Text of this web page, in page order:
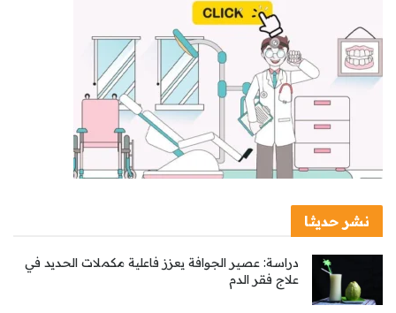
نشر حديثا
دراسة: عصير الجوافة يعزز فاعلية مكملات الحديد في
علاج فقر الدم